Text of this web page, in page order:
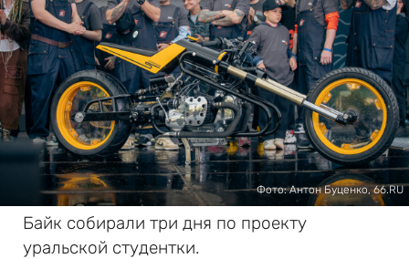
Фото: Антон Буценко, 66.RU
Байк собирали три дня по проекту
уральской студентки.